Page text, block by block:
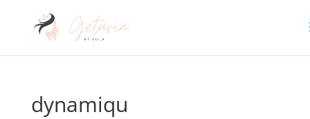
dynamiqu